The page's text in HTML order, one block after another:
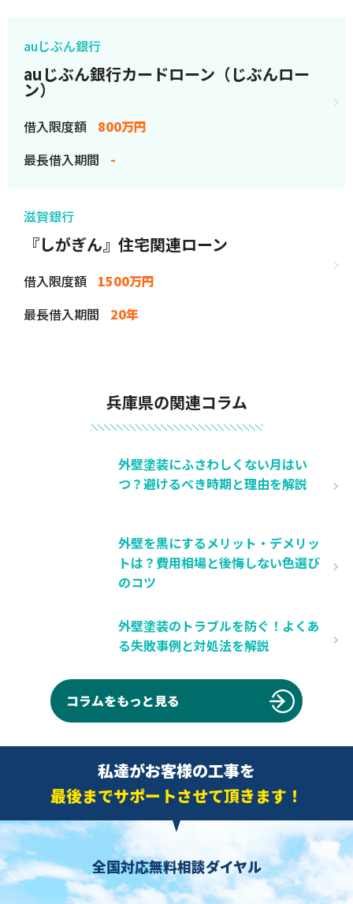
auじぶん銀行
auじぶん銀行カードローン（じぶんロー
ン）
借入限度額
800万円
最長借入期間
-
滋賀銀行
『しがぎん』住宅関連ローン
借入限度額
1500万円
最長借入期間
20年
兵庫県の関連コラム
外壁塗装にふさわしくない月はい
つ？避けるべき時期と理由を解説
外壁を黒にするメリット・デメリッ
トは？費用相場と後悔しない色選び
のコツ
外壁塗装のトラブルを防ぐ！よくあ
る失敗事例と対処法を解説
コラムをもっと見る
私達がお客様の工事を
最後までサポートさせて頂きます！
全国対応無料相談ダイヤル